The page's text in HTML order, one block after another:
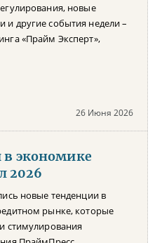
новые
другие события недели –
«Прайм Эксперт»,
26 Июня 2026
экономике
2026
новые тенденции в
рынке, которые
стимулирования